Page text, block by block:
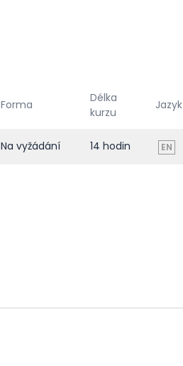
Forma
Délka
kurzu
Jazyk
Na vyžádání 14 hodin EN